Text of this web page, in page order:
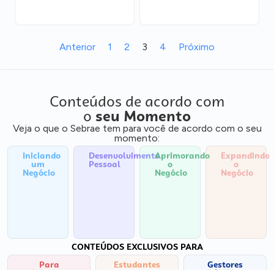
Anterior 1 2 3 4 Próximo
Conteúdos de acordo com
o seu Momento
Veja o que o Sebrae tem para você de acordo com o seu
momento:
Iniciando
um
Negócio
Desenvolvimento
Pessoal
Aprimorando
o
Negócio
Expandindo
o
Negócio
CONTEÚDOS EXCLUSIVOS PARA
Para
Estudantes Gestores